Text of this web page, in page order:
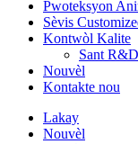
Pwoteksyon
Sèvis
Kontwòl Kalite
Sant R&D
Nouvèl
Kontakte nou
Lakay
Nouvèl